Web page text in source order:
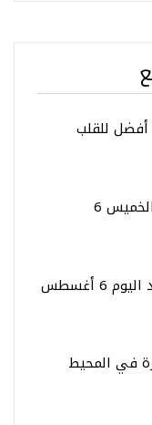
أفضل للقلب
توقعـات الأبراج اليوم الخميس 6
6 أغسطس
في المحيط